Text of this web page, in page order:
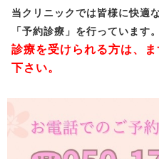
当クリニックでは皆様に快適
「予約診療」を行っています。
診療を受けられる方は、
下さい。